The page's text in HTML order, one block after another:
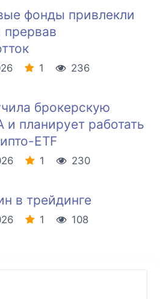
фонды привлекли
1
236
брокерскую
планирует работать
ETF
1
230
в трейдинге
1
108